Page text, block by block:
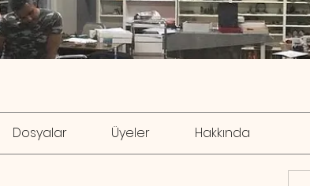
Dosyalar Üyeler Hakkında